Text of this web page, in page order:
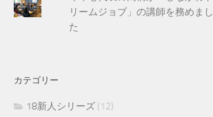
リームジョブ」の講師を務めまし
た
カテゴリー
18新人シリーズ (12)